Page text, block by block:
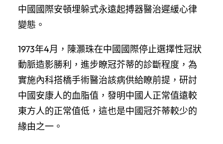
中國國際安頓埋躲式永遠起搏器醫治遲緩心律
變態。
1973年4月，陳灝珠在中國國際停止選擇性冠狀
動脈造影勝利，進步瞭冠芥蒂的診斷程度，為
實施內科搭橋手術醫治該病供給瞭前提，研討
中國安康人的血脂值，發明中國人正常值遠較
東方人的正常值低，這也是中國冠芥蒂較少的
緣由之一。